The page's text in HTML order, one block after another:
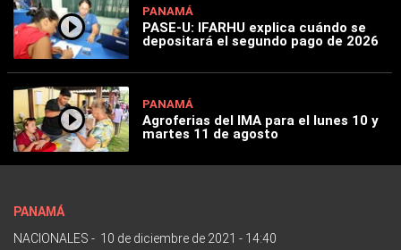
PANAMÁ
PASE-U: IFARHU explica cuándo se
depositará el segundo pago de 2026
PANAMÁ
Agroferias del IMA para el lunes 10 y
martes 11 de agosto
PANAMÁ
NACIONALES - 10 de diciembre de 2021 - 14:40